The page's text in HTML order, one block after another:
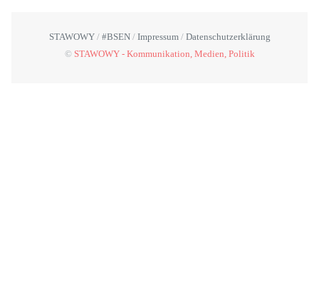
STAWOWY #BSEN Impressum
Datenschutzerklärung
© STAWOWY - Kommunikation, Medien, Politik